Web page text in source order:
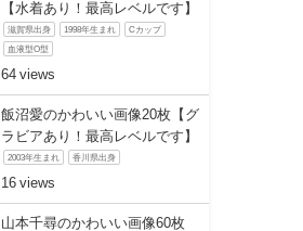
【水着あり！最高レベルです】
滋賀県出身 1998年生まれ Cカップ
血液型O型
64
飯沼愛のかわいい画像20枚【グ
ラビアあり！最高レベルです】
2003年生まれ 香川県出身
16
山本千尋のかわいい画像60枚